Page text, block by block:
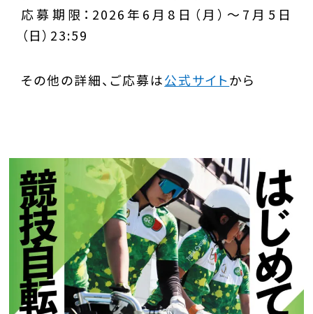
応募期限：2026年6月8日（月）～7月5日
（日）23:59
その他の詳細、ご応募は公式サイトから